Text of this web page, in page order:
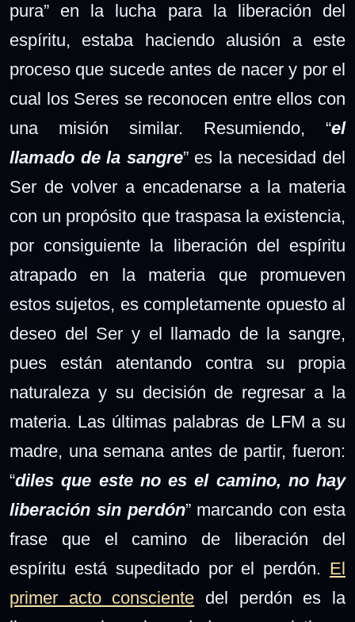
pura” en la lucha para la liberación del
espíritu, estaba haciendo alusión a este
proceso que sucede antes de nacer y por el
cual los Seres se reconocen entre ellos con
una misión similar. Resumiendo, “el
llamado de la sangre” es la necesidad del
Ser de volver a encadenarse a la materia
con un propósito que traspasa la existencia,
por consiguiente la liberación del espíritu
atrapado en la materia que promueven
estos sujetos, es completamente opuesto al
deseo del Ser y el llamado de la sangre,
pues están atentando contra su propia
naturaleza y su decisión de regresar a la
materia. Las últimas palabras de LFM a su
madre, una semana antes de partir, fueron:
“diles que este no es el camino, no hay
liberación sin perdón” marcando con esta
frase que el camino de liberación del
espíritu está supeditado por el perdón. El
primer acto consciente del perdón es la